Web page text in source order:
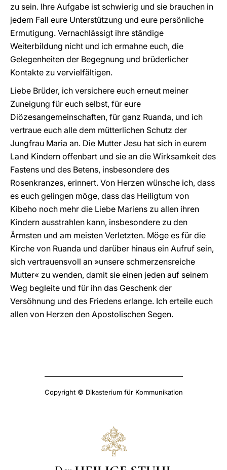
zu sein. Ihre Aufgabe ist schwierig und sie brauchen in
jedem Fall eure Unterstützung und eure persönliche
Ermutigung. Vernachlässigt ihre ständige
Weiterbildung nicht und ich ermahne euch, die
Gelegenheiten der Begegnung und brüderlicher
Kontakte zu vervielfältigen.
Liebe Brüder, ich versichere euch erneut meiner
Zuneigung für euch selbst, für eure
Diözesangemeinschaften, für ganz Ruanda, und ich
vertraue euch alle dem mütterlichen Schutz der
Jungfrau Maria an. Die Mutter Jesu hat sich in eurem
Land Kindern offenbart und sie an die Wirksamkeit des
Fastens und des Betens, insbesondere des
Rosenkranzes, erinnert. Von Herzen wünsche ich, dass
es euch gelingen möge, dass das Heiligtum von
Kibeho noch mehr die Liebe Mariens zu allen ihren
Kindern ausstrahlen kann, insbesondere zu den
Ärmsten und am meisten Verletzten. Möge es für die
Kirche von Ruanda und darüber hinaus ein Aufruf sein,
sich vertrauensvoll an »unsere schmerzensreiche
Mutter« zu wenden, damit sie einen jeden auf seinem
Weg begleite und für ihn das Geschenk der
Versöhnung und des Friedens erlange. Ich erteile euch
allen von Herzen den Apostolischen Segen.
Copyright © Dikasterium für Kommunikation